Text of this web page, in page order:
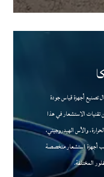
تصنيع أجهزة قياس جودة
تقنيات الاستشعار في هذا
والأس الهيدروجيني،
أجهزة استشعار متخصصة